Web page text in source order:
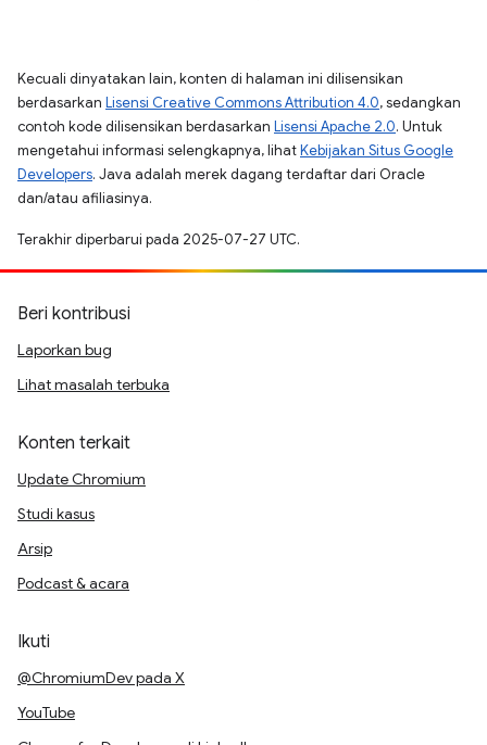
Kecuali dinyatakan lain, konten di halaman ini dilisensikan
berdasarkan Lisensi Creative Commons Attribution 4.0, sedangkan
contoh kode dilisensikan berdasarkan Lisensi Apache 2.0. Untuk
mengetahui informasi selengkapnya, lihatKebijakan Situs Google
Developers. Java adalah merek dagang terdaftar dari Oracle
dan/atau afiliasinya.
Terakhir diperbarui pada 2025-07-27 UTC.
Beri kontribusi
Laporkan bug
Lihat masalah terbuka
Konten terkait
Update Chromium
Studi kasus
Arsip
Podcast & acara
Ikuti
@ChromiumDev pada X
YouTube